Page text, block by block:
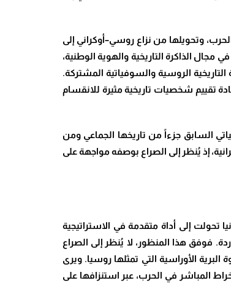
وتحويلها من نزاع روسي–أوكراني إلى
يذهب بعضهم إلى أبعد من ذلك، معتبرين أن السياسات التي اتبعتها كييف منذ عام 2014، ولا سيما في مجال الذاكرة التاريخية والهوية الوطنية،
الروسية والسوفياتية المشتركة.
تقييم شخصيات تاريخية مثيرة للانقسام
السابق جزءاً من تاريخها الجماعي ومن
إذ يُنظر إلى الصراع بوصفه مواجهة على
تحولت إلى أداة متقدمة في الاستراتيجية
فوفق هذا المنظور، لا يُنظر إلى الصراع
الأوراسية التي تمثلها روسيا. ويرى
المباشر في الحرب، عبر استنزافها على